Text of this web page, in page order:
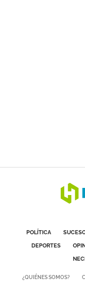
POLÍTICA
DEPORTES
¿QUIÉNES SOMOS?